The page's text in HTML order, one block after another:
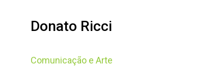
Donato Ricci
Comunicação e Arte